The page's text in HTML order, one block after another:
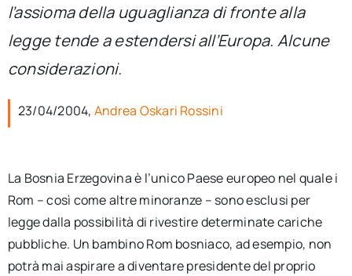
per:
Newsletter
Ita
l’assioma della uguaglianza di fronte alla
legge tende a estendersi all’Europa. Alcune
considerazioni.
23/04/2004, Andrea Oskari Rossini
La Bosnia Erzegovina è l’unico Paese europeo nel quale i
Rom – così come altre minoranze – sono esclusi per
legge dalla possibilità di rivestire determinate cariche
pubbliche. Un bambino Rom bosniaco, ad esempio, non
potrà mai aspirare a diventare presidente del proprio